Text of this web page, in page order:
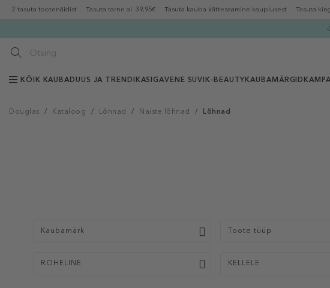
2 tasuta tootenäidist Tasuta tarne al. 39,95€ Tasuta kauba kättesaamine kauplusest Tasuta
KÕIK KAUBADUUS JA TRENDIKAS IGAVENE SUVI K-BEAUTY KAUBAMÄRGID
Douglas / Kataloog / Lõhnad / Naiste lõhnad / Lõhnad
Kaubamärk Toote tüüp
ROHELINE KELLELE